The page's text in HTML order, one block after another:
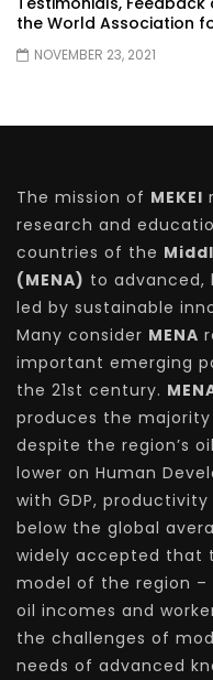
the World Association
NOVEMBER 23, 2021
The mission of MEKEI
research and
countries of the
(MENA) to advanced,
led by sustainable
Many consider MENA
important emerging
the 21st century.
produces the majority
despite the region’s
lower on Human
with GDP,
below the global
widely accepted that
model of the region
oil incomes and
the challenges of
needs of advanced